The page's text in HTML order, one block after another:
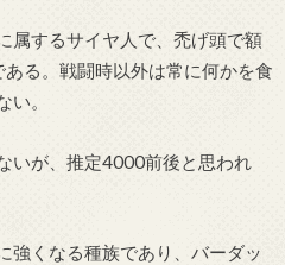
属するサイヤ人で、禿げ頭で額
る。戦闘時以外は常に何かを食
。
いが、推定4000前後と思われ
強くなる種族であり、バーダッ